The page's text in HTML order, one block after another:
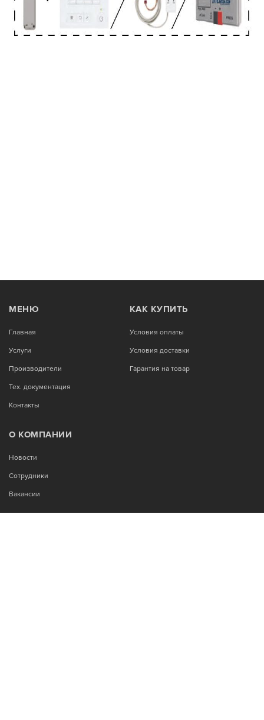
МЕНЮ
Главная
Услуги
Производители
Тех. документация
Контакты
КАК КУПИТЬ
Условия оплаты
Условия доставки
Гарантия на товар
О КОМПАНИИ
Новости
Сотрудники
Вакансии